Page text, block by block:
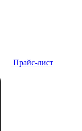
Прайс-лист